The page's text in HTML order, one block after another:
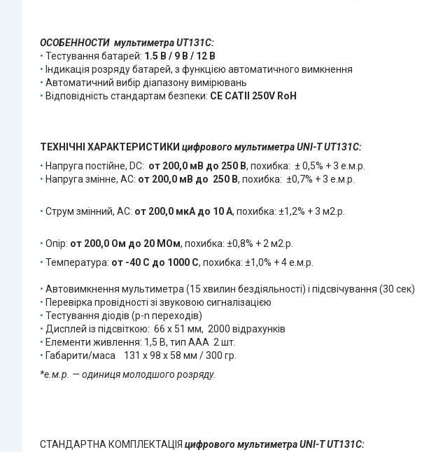
ОСОБЕННОСТИ мультиметра UT131C:
• Тестування батарей: 1.5 В / 9 В / 12 В
• Індикація розряду батарей, з функцією автоматичного вимкнення
• Автоматичний вибір діапазону вимірювань
• Відповідність стандартам безпеки: CE CATII 250V RoH
ТЕХНІЧНІ ХАРАКТЕРИСТИКИ цифрового мультиметра UNI-T UT131C:
• Напруга постійне, DC: от 200,0 мВ до 250 В, похибка: ± 0,5% + 3 е.м.р.
• Напруга змінне, AC: от 200,0 мВ до 250 В, похибка: ±0,7% + 3 е.м.р.
• Струм змінний, AC: от 200,0 мкА до 10 А, похибка: ±1,2% + 3 м2.р.
• Опір: от 200,0 Ом до 20 МОм, похибка: ±0,8% + 2 м2.р.
• Температура: от -40 С до 1000 С, похибка: ±1,0% + 4 е.м.р.
• Автовимкнення мультиметра (15 хвилин бездіяльності) і підсвічування (30 сек)
• Перевірка провідності зі звуковою сигналізацією
• Тестування діодів (p-n переходів)
• Дисплей із підсвіткою: 66 x 51 мм, 2000 відрахунків
• Елементи живлення: 1,5 В, тип AAA 2 шт.
• Габарити/маса 131 x 98 x 58 мм / 300 гр.
*е.м.р. — одиниця молодшого розряду.
СТАНДАРТНА КОМПЛЕКТАЦІЯ цифрового мультиметра UNI-T UT131C: